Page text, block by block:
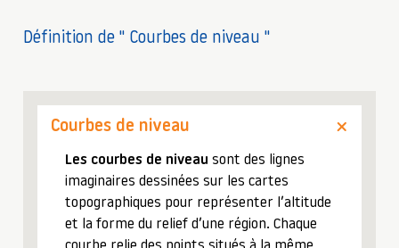
Définition de " Courbes de niveau "
Courbes de niveau
Les courbes de niveau sont des lignes
imaginaires dessinées sur les cartes
topographiques pour représenter l’altitude
et la forme du relief d’une région. Chaque